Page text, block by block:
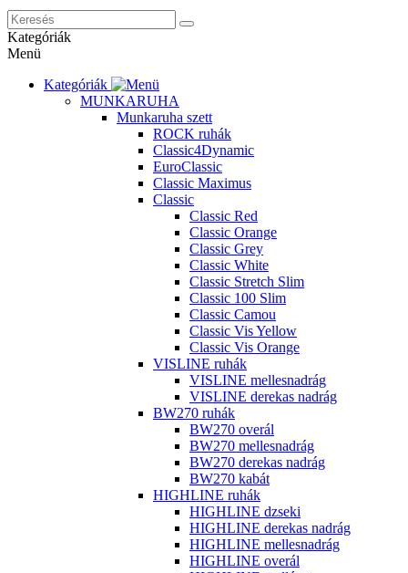
Kategóriák
Menü
Kategóriák
MUNKARUHA
Munkaruha szett
ROCK ruhák
Classic4Dynamic
EuroClassic
Classic Maximus
Classic
Classic Red
Classic Orange
Classic Grey
Classic White
Classic Stretch Slim
Classic 100 Slim
Classic Camou
Classic Vis Yellow
Classic Vis Orange
VISLINE ruhák
VISLINE mellesnadrág
VISLINE derekas nadrág
BW270 ruhák
BW270 overál
BW270 mellesnadrág
BW270 derekas nadrág
BW270 kabát
HIGHLINE ruhák
HIGHLINE dzseki
HIGHLINE derekas nadrág
HIGHLINE mellesnadrág
HIGHLINE overál